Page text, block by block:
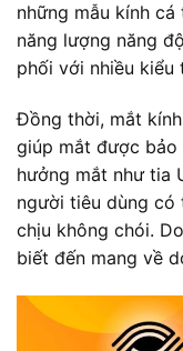
những mẫu kính
năng lượng năng
phối với nhiều kiểu
Đồng thời, mắt
giúp mắt được bảo
hưởng mắt như tia
người tiêu dùng có
chịu không chói.
biết đến mang về